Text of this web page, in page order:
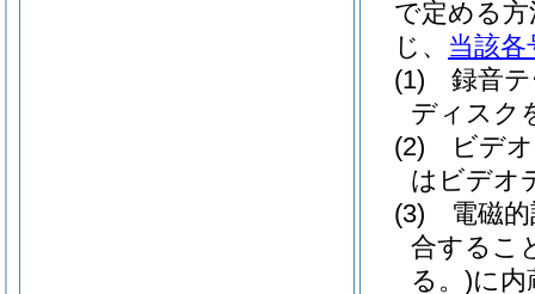
で定める
じ、 当該各
(1)
録音
ディスク
(2)
ビデ
はビデオ
(3)
電磁
合するこ
る。)に内